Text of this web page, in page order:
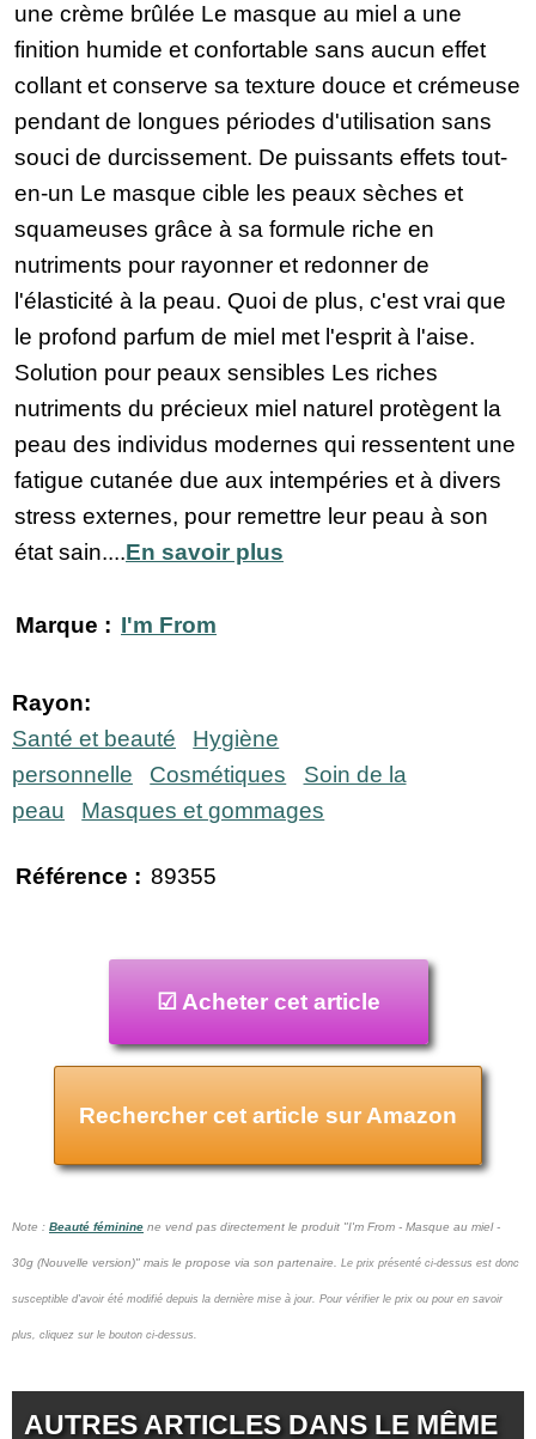
une crème brûlée Le masque au miel a une
finition humide et confortable sans aucun effet
collant et conserve sa texture douce et crémeuse
pendant de longues périodes d'utilisation sans
souci de durcissement. De puissants effets tout-
en-un Le masque cible les peaux sèches et
squameuses grâce à sa formule riche en
nutriments pour rayonner et redonner de
l'élasticité à la peau. Quoi de plus, c'est vrai que
le profond parfum de miel met l'esprit à l'aise.
Solution pour peaux sensibles Les riches
nutriments du précieux miel naturel protègent la
peau des individus modernes qui ressentent une
fatigue cutanée due aux intempéries et à divers
stress externes, pour remettre leur peau à son
état sain....En savoir plus
Marque : I'm From
Rayon:
Santé et beauté
Hygiène
personnelle
Cosmétiques
Soin de la
peau
Masques et gommages
Référence : 89355
☑ Acheter cet article
Rechercher cet article sur Amazon
Note : Beauté féminine ne vend pas directement le produit "I'm From - Masque au miel -
30g (Nouvelle version)" mais le propose via son partenaire. Le prix présenté ci-dessus est donc
susceptible d'avoir été modifié depuis la dernière mise à jour. Pour vérifier le prix ou pour en savoir
plus, cliquez sur le bouton ci-dessus.
AUTRES ARTICLES DANS LE MÊME